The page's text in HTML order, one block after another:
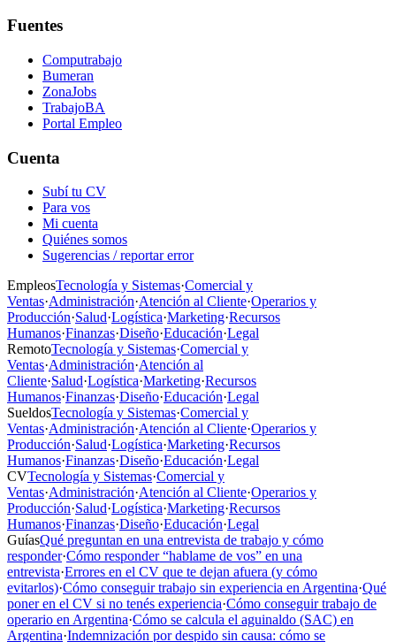
Fuentes
Computrabajo
Bumeran
ZonaJobs
TrabajoBA
Portal Empleo
Cuenta
Subí tu CV
Para vos
Mi cuenta
Quiénes somos
Sugerencias / reportar error
EmpleosTecnología y Sistemas·Comercial y
Ventas·Administración·Atención al Cliente·Operarios y
Producción·Salud·Logística·Marketing·Recursos
Humanos·Finanzas·Diseño·Educación·Legal
RemotoTecnología y Sistemas·Comercial y
Ventas·Administración·Atención al
Cliente·Salud·Logística·Marketing·Recursos
Humanos·Finanzas·Diseño·Educación·Legal
SueldosTecnología y Sistemas·Comercial y
Ventas·Administración·Atención al Cliente·Operarios y
Producción·Salud·Logística·Marketing·Recursos
Humanos·Finanzas·Diseño·Educación·Legal
CVTecnología y Sistemas·Comercial y
Ventas·Administración·Atención al Cliente·Operarios y
Producción·Salud·Logística·Marketing·Recursos
Humanos·Finanzas·Diseño·Educación·Legal
GuíasQué preguntan en una entrevista de trabajo y cómo
responder·Cómo responder “hablame de vos” en una
entrevista·Errores en el CV que te dejan afuera (y cómo
evitarlos)·Cómo conseguir trabajo sin experiencia en Argentina·Qué
poner en el CV si no tenés experiencia·Cómo conseguir trabajo de
operario en Argentina·Cómo se calcula el aguinaldo (SAC) en
Argentina·Indemnización por despido sin causa: cómo se